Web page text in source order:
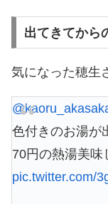
出てきてから
気になった穂生
色付きのお湯
70円の熱湯美
pic.twitter.com/